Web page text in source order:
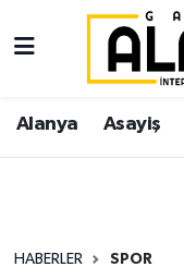
Alanya Asayiş
HABERLER SPOR
Alanya
Asayiş
Siyaset
İstanbul
İstanbul Hava
Süper Lig